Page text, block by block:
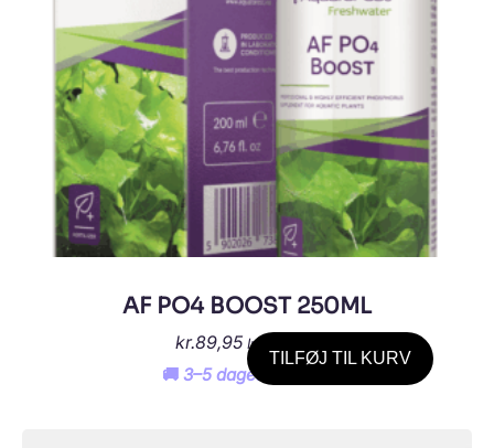
AF PO4 BOOST 250ML
kr.89,95 Inkl. moms
🚚 3–5 dages levering
TILFØJ TIL KURV